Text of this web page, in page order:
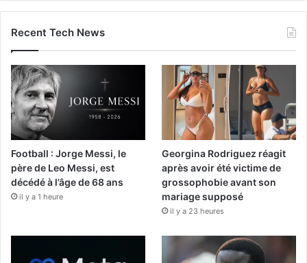
Recent Tech News
Football : Jorge Messi, le
père de Leo Messi, est
décédé à l’âge de 68 ans
il y a 1 heure
Georgina Rodriguez réagit
après avoir été victime de
grossophobie avant son
mariage supposé
il y a 23 heures